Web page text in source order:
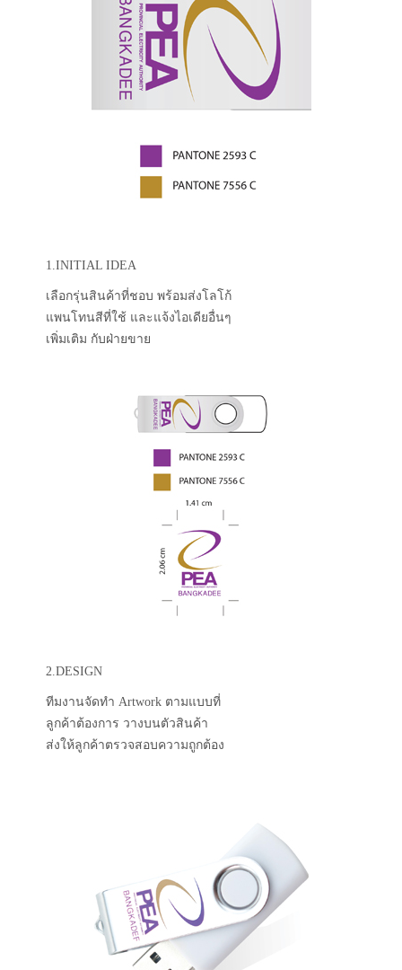
1.INITIAL IDEA
เลือกรุ่นสินค้าที่ชอบ พร้อมส่งโลโก้
แพนโทนสีที่ใช้ และแจ้งไอเดียอื่นๆ
เพิ่มเติม กับฝ่ายขาย
2.DESIGN
ทีมงานจัดทำ Artwork ตามแบบที่
ลูกค้าต้องการ วางบนตัวสินค้า
ส่งให้ลูกค้าตรวจสอบความถูกต้อง